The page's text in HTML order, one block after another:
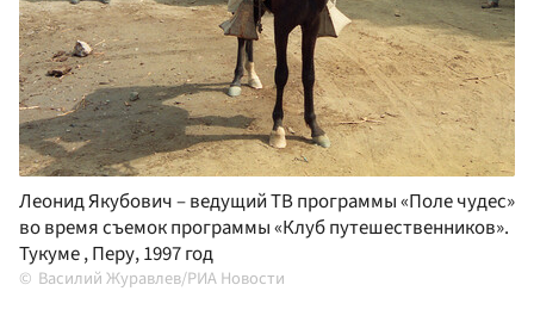
Леонид Якубович – ведущий ТВ программы «Поле чудес»
во время съемок программы «Клуб путешественников».
Тукуме , Перу, 1997 год
Василий Журавлев/РИА Новости